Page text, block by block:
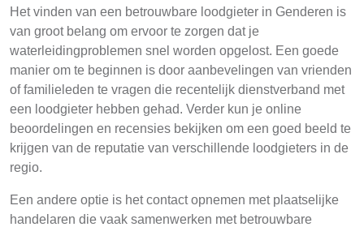
Het vinden van een betrouwbare loodgieter in Genderen is
van groot belang om ervoor te zorgen dat je
waterleidingproblemen snel worden opgelost. Een goede
manier om te beginnen is door aanbevelingen van vrienden
of familieleden te vragen die recentelijk dienstverband met
een loodgieter hebben gehad. Verder kun je online
beoordelingen en recensies bekijken om een goed beeld te
krijgen van de reputatie van verschillende loodgieters in de
regio.
Een andere optie is het contact opnemen met plaatselijke
handelaren die vaak samenwerken met betrouwbare